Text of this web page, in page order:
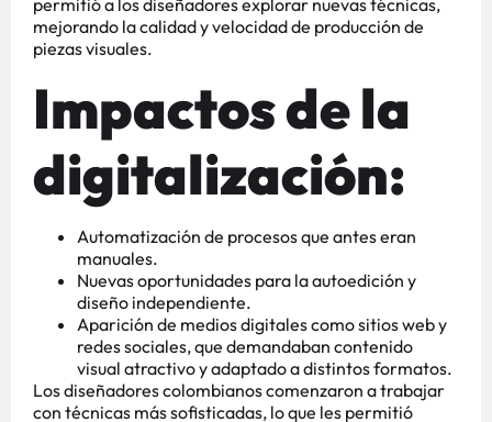
permitió a los diseñadores explorar nuevas técnicas,
mejorando la calidad y velocidad de producción de
piezas visuales.
Impactos de la
digitalización:
Automatización de procesos que antes eran
manuales.
Nuevas oportunidades para la autoedición y
diseño independiente.
Aparición de medios digitales como sitios web y
redes sociales, que demandaban contenido
visual atractivo y adaptado a distintos formatos.
Los diseñadores colombianos comenzaron a trabajar
con técnicas más sofisticadas, lo que les permitió